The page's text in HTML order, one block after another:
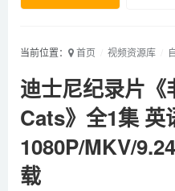
当前位置： 首页 视频资源库
迪士尼纪录片
Cats》全1集 英
1080P/MKV/
载